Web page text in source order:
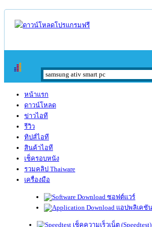
หน้าแรก
ดาวน์โหลด
ข่าวไอที
รีวิว
ทิปส์ไอที
สินค้าไอที
เช็ครอบหนัง
รวมคลิป Thaiware
เครื่องมือ
ซอฟต์แวร์
แอปพลิเคชั
เช็คความเร็วเน็ต (Speedtest)